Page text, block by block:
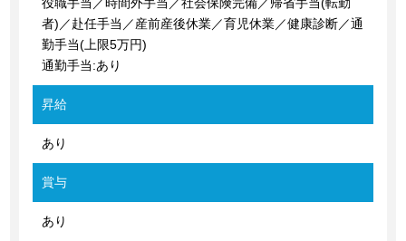
者)／赴任手当／産前産後休業／育児休業／健康診断／通
勤手当(上限5万円)
通勤手当:あり
昇給
あり
賞与
あり